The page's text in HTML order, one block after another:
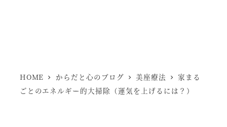
HOME からだと心のブログ 美座療法
家まる
ごとのエネルギー的大掃除（運気を上げるには？）